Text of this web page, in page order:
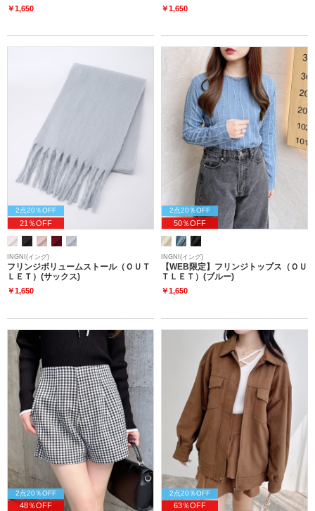
￥1,650 ￥1,650
2点20％OFF
21％OFF
INGNI(イング)
フリンジボリュームストール（ＯＵＴ
ＬＥＴ）(サックス)
￥1,650
2点20％OFF
50％OFF
INGNI(イング)
【WEB限定】フリンジトップス（ＯＵ
ＴＬＥＴ）(ブルー)
￥1,650
2点20％OFF
48％OFF
2点20％OFF
63％OFF